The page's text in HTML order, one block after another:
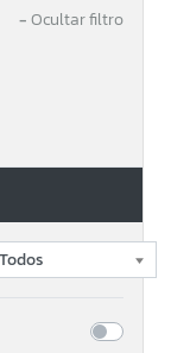
−Ocultar filtro